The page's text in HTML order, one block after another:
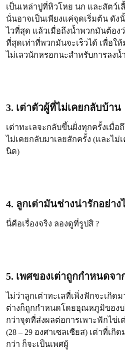
เป็นเหล่าปูที่หิวโหย นก และสัตว์
นั่นอาจเป็นเพียงแค่จุดเริ่มต้น ดัง
ไวที่สุด แล้วเมื่อถึงน้ำพวกมันต้อง
ที่สุดเท่าที่พวกมันจะเร็วได้ เพื่อใ
ไม่เลวนักหรอกนะสำหรับการลง
3. เต่าตัวผู้ที่ไม่เคยกลับบ้าน
เต่าทะเลจะกลับขึ้นฝั่งทุกครั้งเมื่อ
ไม่เคยกลับมาเลยสักครั้ง (และไม่
นิด)
4. ลูกเต่ามันช่างน่ารักอย่าง
นี่คือเรื่องจริง ลองดูที่รูปสิ ?
5. เพศของเต่าถูกกำหนดจ
ไม่ว่าลูกเต่าทะเลที่เพิ่งฟักจะเกิด
ต่างก็ถูกกำหนดโดยอุณหภูมิของ
กว่าจุดที่ส่งผลต่อการเพาะฟักไข่เต่
(28 – 29 องศาเซลเซียส) เต่าที่เกิ
กว่า ก็จะเป็นเพศผู้